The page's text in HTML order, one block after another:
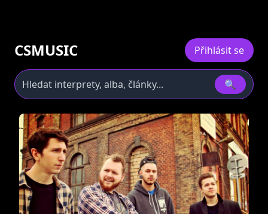
CSMUSIC Přihlásit se
🔍